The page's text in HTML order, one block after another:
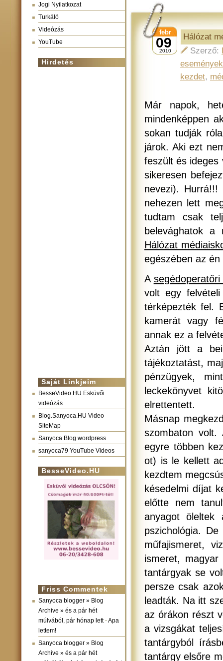
Jogi Nyilatkozat
Turkáló
Videózás
YouTube
Hirdetés
Saját Linkjeim
BesseVideo.HU Esküvői
videózás
Blog.Sanyoca.HU Video
SiteMap
Sanyoca Blog wordpress
sanyoca79 YouTube Videos
BesseVideo.HU
Friss Commentek
Sanyoca blogger » Blog
Archive » és a pár hét
múlvából, pár hónap lett-Apa
lettem!
Sanyoca blogger » Blog
Archive » és a pár hét
09
febr
2010
Hálózat
Szerző:
események
kezdet,
Már napok,
mindenképpen
sokan tudják
járok. Aki ezt
feszült és ideges
sikeresen
nevezi).
nehezen lett
tudtam csak
belevághatok
Hálózat
egészében az
A segédoperatőri
volt egy
térképezték fel.
kamerát vagy
annak ez a
Aztán jött a
tájékoztatást,
pénzügyek,
leckekönyvet
elrettentett.
Másnap
szombaton
egyre többen
ot) is le kellett
kezdtem
késedelmi díjat
előtte nem
anyagot öleltek
pszichológia.
műfajismeret,
ismeret,
tantárgyak se
persze csak
leadták. Na itt
az órákon részt
a vizsgákat
tantárgyból
tantárgy elsőre